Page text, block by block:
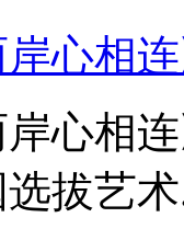
岸心相
岸心相
拔艺